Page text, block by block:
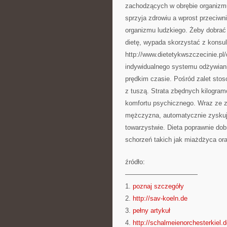
zachodzących w obrębie
sprzyja zdrowiu a wprost
organizmu ludzkiego. Żeby
dietę, wypada skorzystać z
http://
indywidualnego systemu
prędkim czasie. Pośród zalet
z tuszą. Strata zbędnych
komfortu psychicznego. Wraz ze
mężczyzna, automatycznie
towarzystwie. Dieta poprawnie
schorzeń takich jak miażdżyca
źródło:
———————————
1. poznaj szczegóły
2. http://sav-koeln.de
3. pełny artykuł
4. http://